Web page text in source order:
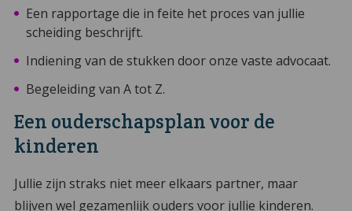
Een rapportage die in feite het proces van jullie
scheiding beschrijft.
Indiening van de stukken door onze vaste advocaat.
Begeleiding van A tot Z.
Een ouderschapsplan voor de
kinderen
Jullie zijn straks niet meer elkaars partner, maar
blijven wel gezamenlijk ouders voor jullie kinderen.